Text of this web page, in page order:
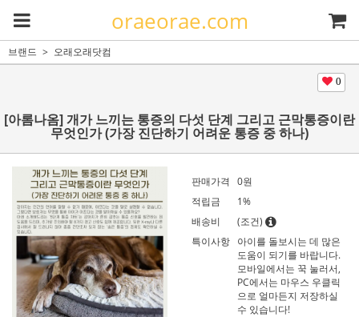
oraeorae.com
브랜드 오래오래닷컴
0
[아롬나옴] 개가 느끼는 통증의 다섯 단계 그리고 근막통증이란
무엇인가 (가장 진단하기 어려운 통증 중 하나)
판매가격 0원
적립금
1%
배송비
(조건)
특이사항 아이를 돌보시는 데 많은
도움이 되기를 바랍니다.
모바일에서는 꾹 눌러서,
PC에서는 마우스 우클릭
으로 얼마든지 저장하실
수 있습니다!